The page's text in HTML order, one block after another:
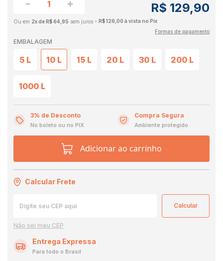
R$ 129,90
2x de R$ 64,95 sem juros
R$ 126,00 à vista no Pix
Formas de pagamento
EMBALAGEM
5 L 10 L 15 L 20 L 30 L 200 L
1000 L
3% de Desconto
No boleto ou no PIX
Compra Segura
Ambiente protegido
Adicionar ao carrinho
Calcular Frete
Não sei meu CEP
Entrega Expressa
Para todo o Brasil